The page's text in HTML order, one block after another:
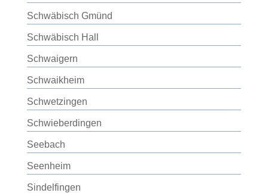
Schwäbisch Gmünd
Schwäbisch Hall
Schwaigern
Schwaikheim
Schwetzingen
Schwieberdingen
Seebach
Seenheim
Sindelfingen